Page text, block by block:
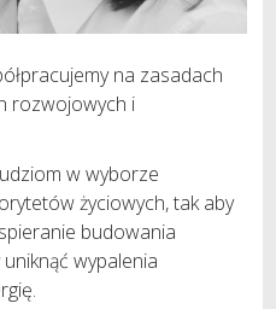
na zasadach
rozwojowych i
w wyborze
życiowych, tak aby
budowania
wypalenia